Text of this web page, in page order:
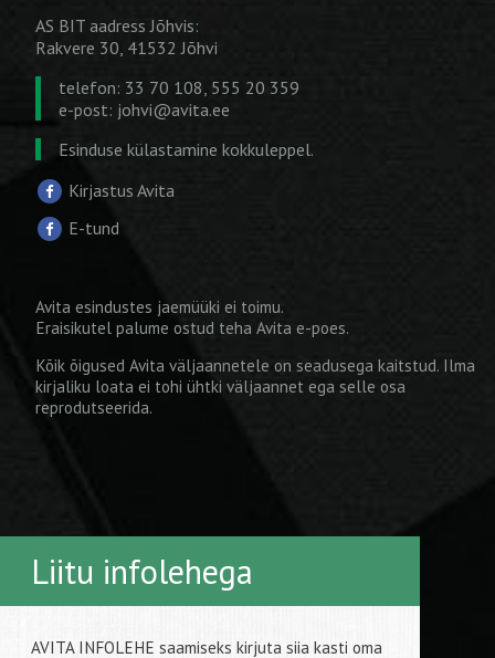
AS BIT aadress Jõhvis:
Rakvere 30, 41532 Jõhvi
telefon: 33 70 108, 555 20 359
e-post: johvi@avita.ee
Esinduse külastamine kokkuleppel.
Kirjastus Avita
E-tund
Avita esindustes jaemüüki ei toimu.
Eraisikutel palume ostud teha Avita e-poes.
Kõik õigused Avita väljaannetele on seadusega kaitstud. Ilma
kirjaliku loata ei tohi ühtki väljaannet ega selle osa
reprodutseerida.
Liitu infolehega
AVITA INFOLEHE saamiseks kirjuta siia kasti oma